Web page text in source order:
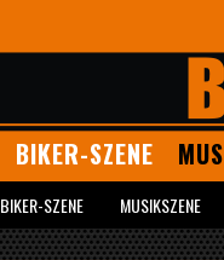
BIKER-SZENE
BIKER-SZENE MUSIKSZENE